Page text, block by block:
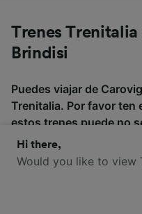
Trenes
Brindisi
Puedes viajar de
Trenitalia. Por favor ten
estos trenes puede no
Brindisi, por lo que es
es necesario hacer
Hi there,
Would you like to view